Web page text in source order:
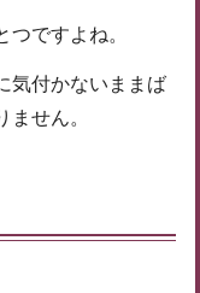
ですよね。
気付かないままば
せん。